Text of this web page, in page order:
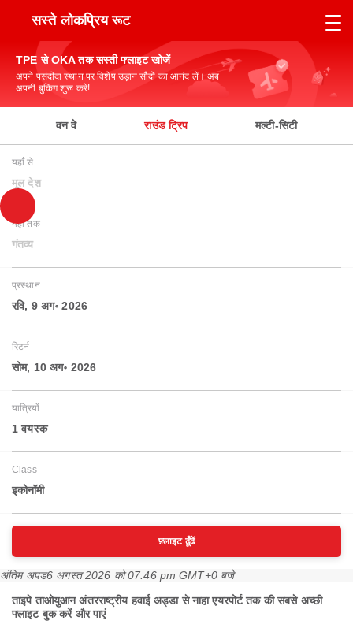
सस्ते लोकप्रिय रूट
TPE से OKA तक सस्ती फ्लाइट खोजें
अपने पसंदीदा स्थान पर विशेष उड़ान सौदों का आनंद लें। अब
अपनी बुकिंग शुरू करें!
वन वे राउंड ट्रिप मल्टी-सिटी
यहाँ से
मूल देश
यहाँ तक
गंतव्य
प्रस्थान
रवि, 9 अग॰ 2026
रिटर्न
सोम, 10 अग॰ 2026
यात्रियों
1 वयस्‍क
Class
इकोनॉमी
फ़्लाइट ढूँढें
अंतिम अपड6 अगस्त 2026 को 07:46 pm GMT+0 बजे
ताइपे ताओयुआन अंतरराष्ट्रीय हवाई अड्डा से नाहा एयरपोर्ट तक की सबसे अच्छी
फ्लाइट बुक करें और पाएं